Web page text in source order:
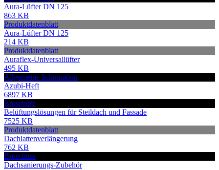
Aura-Lüfter DN 125
863 KB
Produktdatenblatt
Aura-Lüfter DN 125
214 KB
Produktdatenblatt
Auraflex-Universallüfter
495 KB
Allgemeine Information
Azubi-Heft
6897 KB
Broschüre
Belüftungslösungen für Steildach und Fassade
7525 KB
Produktdatenblatt
Dachlattenverlängerung
762 KB
Broschüre
Dachsanierungs-Zubehör